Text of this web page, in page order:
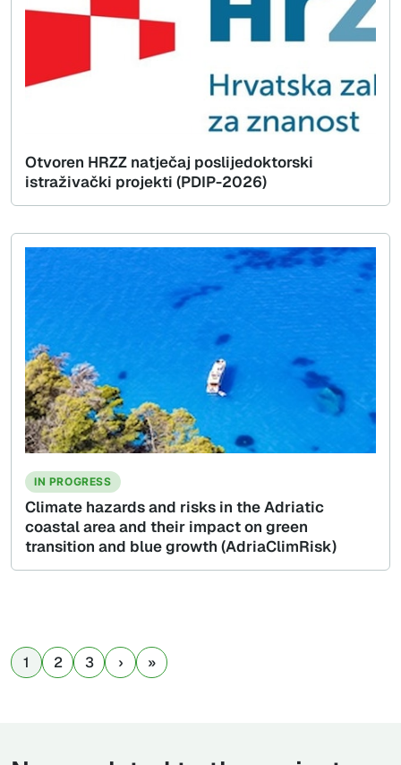
Otvoren HRZZ natječaj poslijedoktorski
istraživački projekti (PDIP-2026)
IN PROGRESS
Climate hazards and risks in the Adriatic
coastal area and their impact on green
transition and blue growth (AdriaClimRisk)
1 2 3